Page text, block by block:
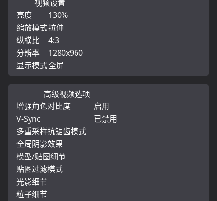
视频设置
亮度
130%
缩放模式拉伸
纵横比
4:3
分辨率
1280x960
显示模式全屏
高级视频选项
增强角色对比度
启用
V-Sync
已禁用
多重采样抗锯齿模式
全局阴影效果
模型/贴图细节
贴图过滤模式
光影细节
粒子细节